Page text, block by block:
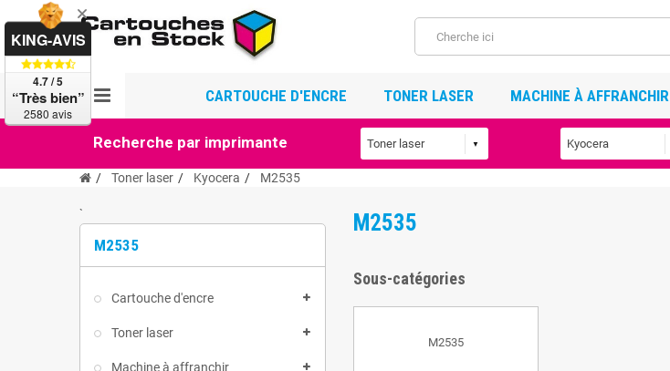
CARTOUCHE D'ENCRE TONER LASER MACHINE À AFFRANCHIR
Recherche par imprimante
Toner laser Kyocera M2535
`
M2535
Cartouche d'encre
Toner laser
Machine à affranchir
M2535
Sous-catégories
M2535
KING-AVIS
4.7 / 5
“Très bien”
2580 avis